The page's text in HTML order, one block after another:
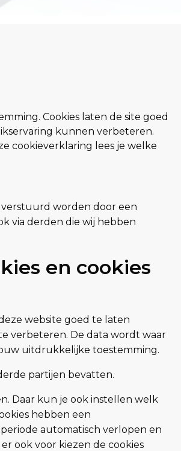
Cookies laten de site goed
kunnen verbeteren.
cookieverklaring lees je welke
verstuurd worden door een
via derden die wij hebben
en cookies
website goed te laten
verbeteren. De data wordt waar
uitdrukkelijke toestemming.
partijen bevatten.
Daar kun je ook instellen welk
hebben een
automatisch verlopen en
ook voor kiezen de cookies